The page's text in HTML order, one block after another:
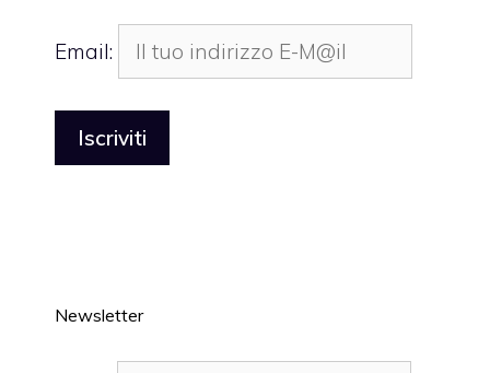
Email:
Newsletter